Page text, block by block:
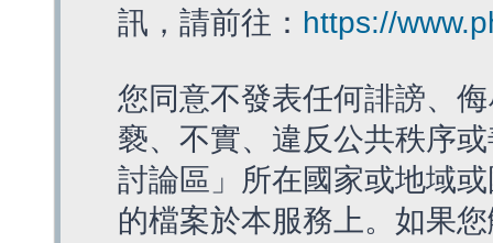
訊，請前往： https://
您同意不發表任何誹謗、
褻、不實、違反公共秩序
討論區」所在國家或地域
的檔案於本服務上。如果